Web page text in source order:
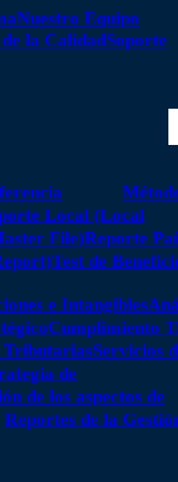
Nuestro Equipo
la CalidadSoporte
Local (Local
File)Reporte
Test de
e Intangibles
Cumplimiento
TributariasServicios
de
de los aspectos de
Reportes de la